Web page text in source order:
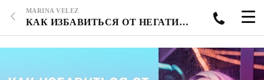
MARINA VELEZ
КАК ИЗБАВИТЬСЯ ОТ НЕГАТИВНЫХ МЫСЛЕЙ. ЕХАТЬ ЛИ НА ВСТРЕЧУ, КОГДА ПОНИМАЕШЬ, ЧТО ЭТО НЕ ТВОЙ ЧЕЛОВЕК.